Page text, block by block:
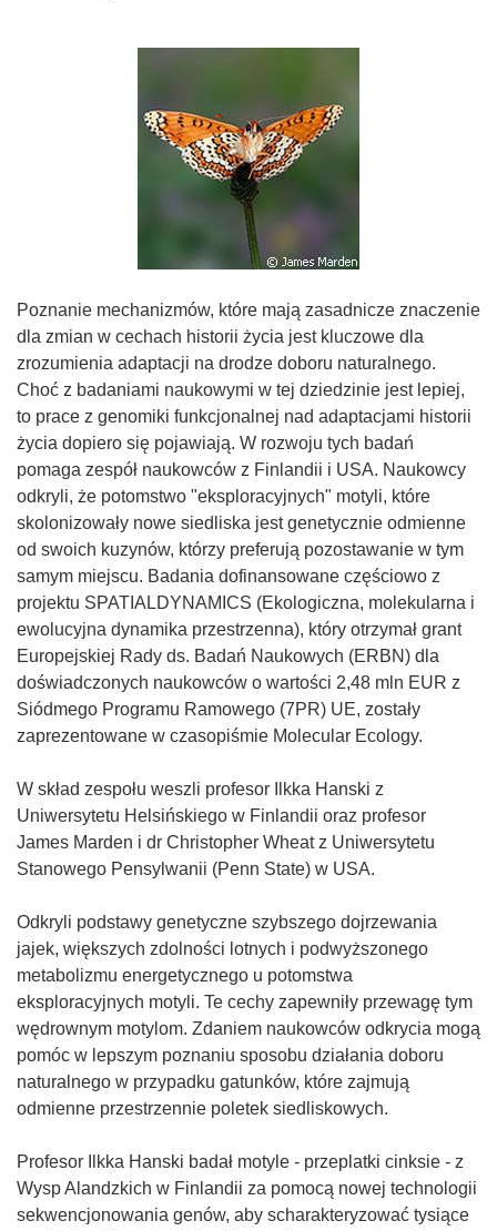
Poznanie mechanizmów, które mają zasadnicze znaczenie
dla zmian w cechach historii życia jest kluczowe dla
zrozumienia adaptacji na drodze doboru naturalnego.
Choć z badaniami naukowymi w tej dziedzinie jest lepiej,
to prace z genomiki funkcjonalnej nad adaptacjami historii
życia dopiero się pojawiają. W rozwoju tych badań
pomaga zespół naukowców z Finlandii i USA. Naukowcy
odkryli, że potomstwo "eksploracyjnych" motyli, które
skolonizowały nowe siedliska jest genetycznie odmienne
od swoich kuzynów, którzy preferują pozostawanie w tym
samym miejscu. Badania dofinansowane częściowo z
projektu SPATIALDYNAMICS (Ekologiczna, molekularna i
ewolucyjna dynamika przestrzenna), który otrzymał grant
Europejskiej Rady ds. Badań Naukowych (ERBN) dla
doświadczonych naukowców o wartości 2,48 mln EUR z
Siódmego Programu Ramowego (7PR) UE, zostały
zaprezentowane w czasopiśmie Molecular Ecology.
W skład zespołu weszli profesor Ilkka Hanski z
Uniwersytetu Helsińskiego w Finlandii oraz profesor
James Marden i dr Christopher Wheat z Uniwersytetu
Stanowego Pensylwanii (Penn State) w USA.
Odkryli podstawy genetyczne szybszego dojrzewania
jajek, większych zdolności lotnych i podwyższonego
metabolizmu energetycznego u potomstwa
eksploracyjnych motyli. Te cechy zapewniły przewagę tym
wędrownym motylom. Zdaniem naukowców odkrycia mogą
pomóc w lepszym poznaniu sposobu działania doboru
naturalnego w przypadku gatunków, które zajmują
odmienne przestrzennie poletek siedliskowych.
Profesor Ilkka Hanski badał motyle - przeplatki cinksie - z
Wysp Alandzkich w Finlandii za pomocą nowej technologii
sekwencjonowania genów, aby scharakteryzować tysiące